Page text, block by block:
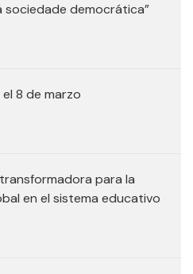
democrática”
8 de marzo
para la
en el sistema educativo